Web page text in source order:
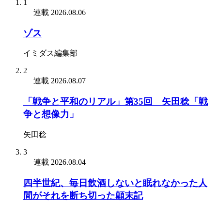
1
連載 2026.08.06
ゾス
イミダス編集部
2
連載 2026.08.07
「戦争と平和のリアル」第35回 矢田稔「戦
争と想像力」
矢田稔
3
連載 2026.08.04
四半世紀、毎日飲酒しないと眠れなかった人
間がそれを断ち切った顛末記